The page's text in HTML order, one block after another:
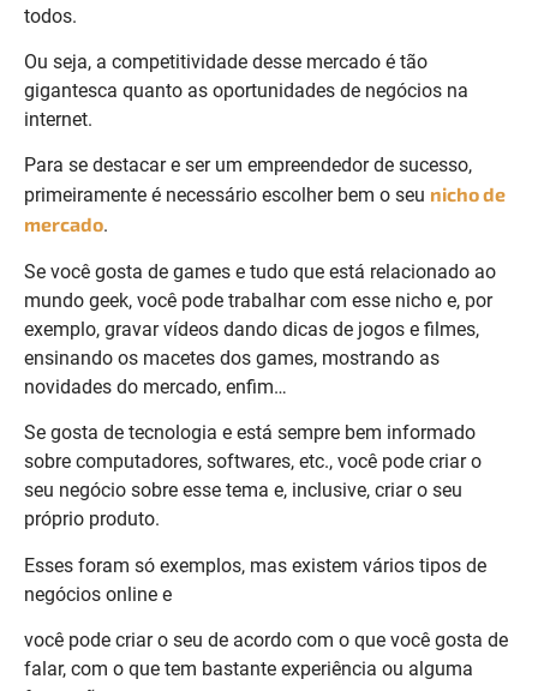
todos.
Ou seja, a competitividade desse mercado é tão
gigantesca quanto as oportunidades de negócios na
internet.
Para se destacar e ser um empreendedor de sucesso,
primeiramente é necessário escolher bem o seu nicho de
mercado.
Se você gosta de games e tudo que está relacionado ao
mundo geek, você pode trabalhar com esse nicho e, por
exemplo, gravar vídeos dando dicas de jogos e filmes,
ensinando os macetes dos games, mostrando as
novidades do mercado, enfim…
Se gosta de tecnologia e está sempre bem informado
sobre computadores, softwares, etc., você pode criar o
seu negócio sobre esse tema e, inclusive, criar o seu
próprio produto.
Esses foram só exemplos, mas existem vários tipos de
negócios online e
você pode criar o seu de acordo com o que você gosta de
falar, com o que tem bastante experiência ou alguma